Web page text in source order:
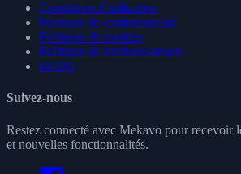
Conditions d'utilisation
Politique de confidentialité
Politique de cookies
Politique de remboursement
RGPD
Suivez-nous
Restez connecté avec Mekavo pour recevoir
et nouvelles fonctionnalités.